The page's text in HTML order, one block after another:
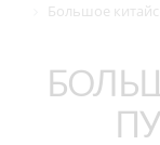
Большое